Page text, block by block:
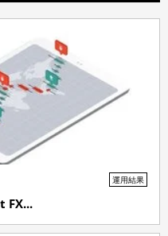
運用結果
FX...